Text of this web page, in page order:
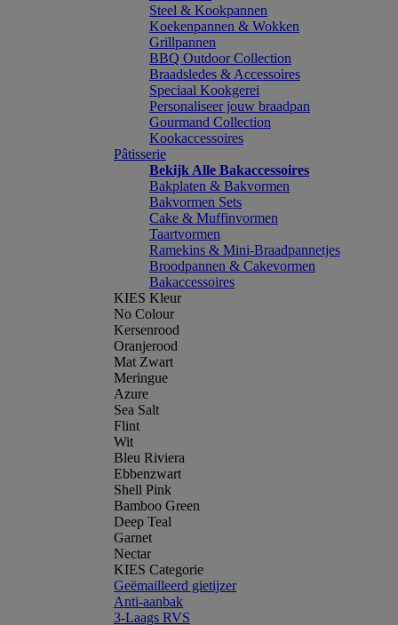
Steel & Kookpannen
Koekenpannen & Wokken
Grillpannen
BBQ Outdoor Collection
Braadsledes & Accessoires
Speciaal Kookgerei
Personaliseer jouw braadpan
Gourmand Collection
Kookaccessoires
Pâtisserie
Bekijk Alle Bakaccessoires
Bakplaten & Bakvormen
Bakvormen Sets
Cake & Muffinvormen
Taartvormen
Ramekins & Mini-Braadpannetjes
Broodpannen & Cakevormen
Bakaccessoires
KIES Kleur
No Colour
Kersenrood
Oranjerood
Mat Zwart
Meringue
Azure
Sea Salt
Flint
Wit
Bleu Riviera
Ebbenzwart
Shell Pink
Bamboo Green
Deep Teal
Garnet
Nectar
KIES Categorie
Geëmailleerd gietijzer
Anti-aanbak
3-Laags RVS